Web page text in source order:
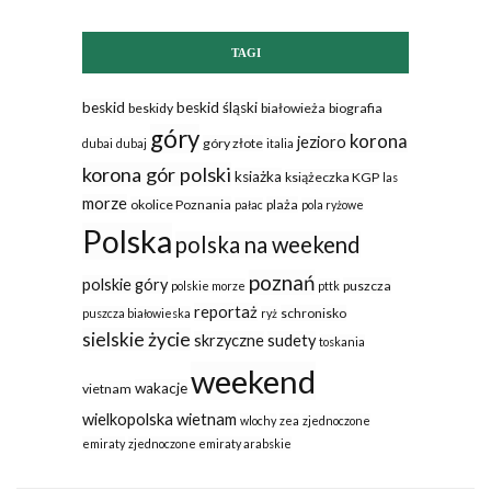
TAGI
beskid beskidy beskid śląski białowieża biografia
dubai dubaj góry góry złote italia jezioro korona
korona gór polski ksiażka książeczka KGP las
morze okolice Poznania pałac plaża pola ryżowe
Polska polska na weekend
polskie góry polskie morze poznań pttk puszcza
puszcza białowieska reportaż ryż schronisko
sielskie życie skrzycznesudety toskania
vietnam wakacjeweekend
wielkopolska wietnam wlochy zea zjednoczone
emiraty zjednoczone emiraty arabskie